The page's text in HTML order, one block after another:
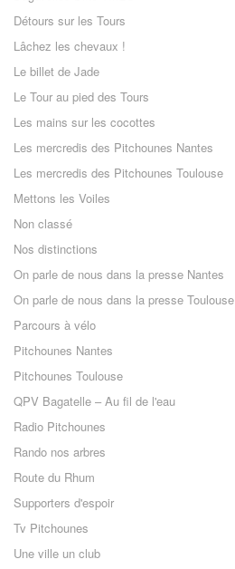
Détours sur les Tours
Lâchez les chevaux !
Le billet de Jade
Le Tour au pied des Tours
Les mains sur les cocottes
Les mercredis des Pitchounes Nantes
Les mercredis des Pitchounes Toulouse
Mettons les Voiles
Non classé
Nos distinctions
On parle de nous dans la presse Nantes
On parle de nous dans la presse Toulouse
Parcours à vélo
Pitchounes Nantes
Pitchounes Toulouse
QPV Bagatelle – Au fil de l'eau
Radio Pitchounes
Rando nos arbres
Route du Rhum
Supporters d'espoir
Tv Pitchounes
Une ville un club